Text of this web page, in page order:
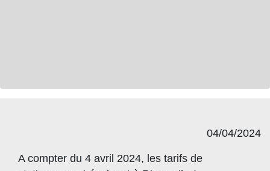
04/04/2024
A compter du 4 avril 2024, les tarifs de